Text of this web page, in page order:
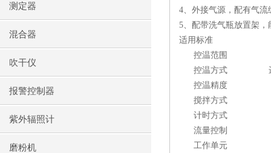
测定器
混合器
吹干仪
报警控制器
紫外辐照计
磨粉机
4、外接气源，配有气
5、配带洗气瓶放置架
适用标准
控温范围
控温方式
控温精度
搅拌方式
计时方式
流量控制
工作单元